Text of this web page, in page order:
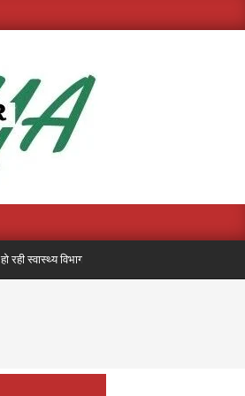
विभाग की पहली बार लगी मेडिकल मोबाइल यूनिट, अब